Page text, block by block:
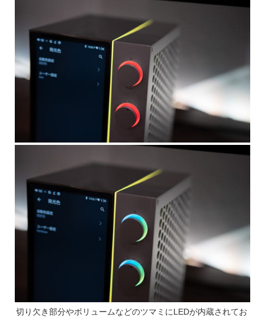
切り欠き部分やボリュームなどのツマミにLEDが内蔵されてお